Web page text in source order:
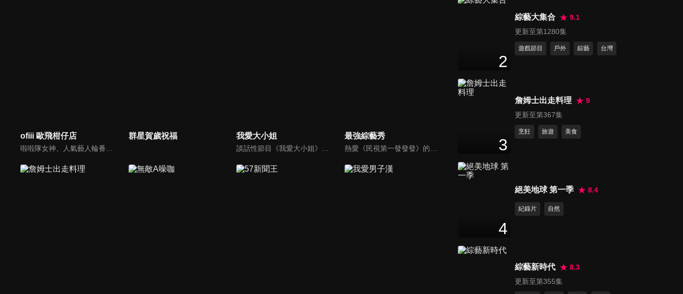
ofiii 歐飛柑仔店 群星賀歲祝福 我愛大小姐 最強綜藝秀
第7集 珠珠被
了！八點檔演
技超爆笑
第8集 粉絲說了
「這句」讓大
有沒有在聽！
第10集 晧禎想
第11集 快收
表情包被難倒
2分鐘
2
綜藝大集合
9.1
更新至第1280集
遊戲節目 戶外 綜藝 台灣
3
詹姆士出走料理
9
更新至第367集
烹飪 旅遊 美食
4
絕美地球 第一季 8.4
紀錄片 自然
綜藝新時代
8.3
更新至第355集